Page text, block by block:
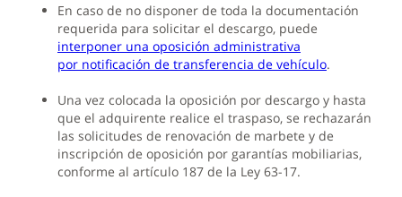
En caso de no disponer de toda la documentación
requerida para solicitar el descargo, puede
interponer una oposición administrativa
por notificación de transferencia de vehículo.
Una vez colocada la oposición por descargo y hasta
que el adquirente realice el traspaso, se rechazarán
las solicitudes de renovación de marbete y de
inscripción de oposición por garantías mobiliarias,
conforme al artículo 187 de la Ley 63-17.